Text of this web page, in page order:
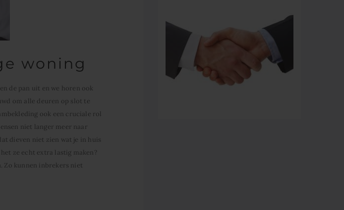
woning
de pan uit en we horen ook
om alle deuren op slot te
ook een cruciale rol
niet langer meer naar
dieven niet zien wat je in huis
ze echt extra lastig maken?
Zo kunnen inbrekers niet